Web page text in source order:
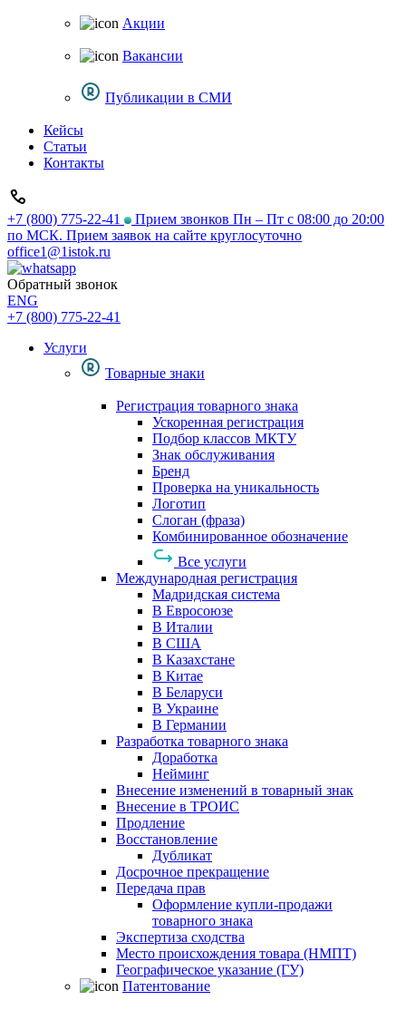
Акции
Вакансии
Публикации в СМИ
Кейсы
Статьи
Контакты
+7 (800) 775-22-41
Прием звонков Пн – Пт с 08:00 до 20:00
по МСК. Прием заявок на сайте круглосуточно
office1@1istok.ru
Обратный звонок
ENG
+7 (800) 775-22-41
Услуги
Товарные знаки
Регистрация товарного знака
Ускоренная регистрация
Подбор классов МКТУ
Знак обслуживания
Бренд
Проверка на уникальность
Логотип
Слоган (фраза)
Комбинированное обозначение
Все услуги
Международная регистрация
Мадридская система
В Евросоюзе
В Италии
В США
В Казахстане
В Китае
В Беларуси
В Украине
В Германии
Разработка товарного знака
Доработка
Нейминг
Внесение изменений в товарный знак
Внесение в ТРОИС
Продление
Восстановление
Дубликат
Досрочное прекращение
Передача прав
Оформление купли-продажи
товарного знака
Экспертиза сходства
Место происхождения товара (НМПТ)
Географическое указание (ГУ)
Патентование